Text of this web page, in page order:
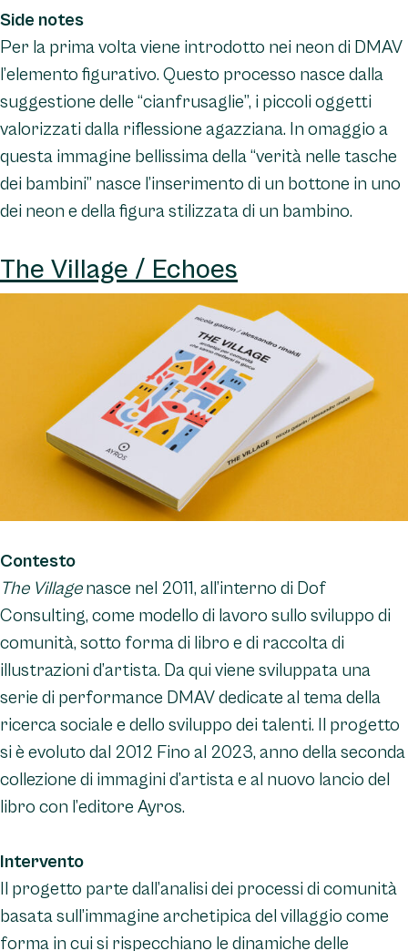
Side notes
Per la prima volta viene introdotto nei neon di DMAV
l’elemento figurativo. Questo processo nasce dalla
suggestione delle “cianfrusaglie”, i piccoli oggetti
valorizzati dalla riflessione agazziana. In omaggio a
questa immagine bellissima della “verità nelle tasche
dei bambini” nasce l’inserimento di un bottone in uno
dei neon e della figura stilizzata di un bambino.
The Village / Echoes
Contesto
The Villagenasce nel 2011, all’interno di Dof
Consulting, come modello di lavoro sullo sviluppo di
comunità, sotto forma di libro e di raccolta di
illustrazioni d’artista. Da qui viene sviluppata una
serie di performance DMAV dedicate al tema della
ricerca sociale e dello sviluppo dei talenti. Il progetto
si è evoluto dal 2012 Fino al 2023, anno della seconda
collezione di immagini d’artista e al nuovo lancio del
libro con l’editore Ayros.
Intervento
Il progetto parte dall’analisi dei processi di comunità
basata sull’immagine archetipica del villaggio come
forma in cui si rispecchiano le dinamiche delle